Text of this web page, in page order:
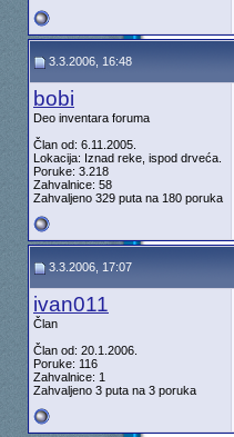
3.3.2006, 16:48
bobi
Deo inventara foruma
Član od: 6.11.2005.
Lokacija: Iznad reke, ispod drveća.
Poruke: 3.218
Zahvalnice: 58
Zahvaljeno 329 puta na 180 poruka
3.3.2006, 17:07
ivan011
Član
Član od: 20.1.2006.
Poruke: 116
Zahvalnice: 1
Zahvaljeno 3 puta na 3 poruka